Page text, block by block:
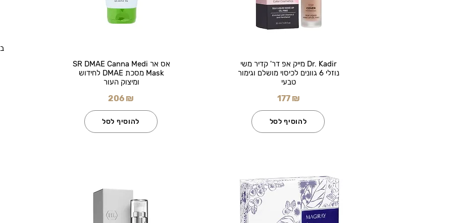
אס אר SR DMAE Canna Medi
Mask מסכת DMAE לחידוש
ומיצוק העור
206 ₪
להוסיף לסל
Dr. Kadir מייק אפ דר' קדיר משי
נוזלי 6 גוונים לכיסוי מושלם וגימור
טבעי
177 ₪
להוסיף לסל